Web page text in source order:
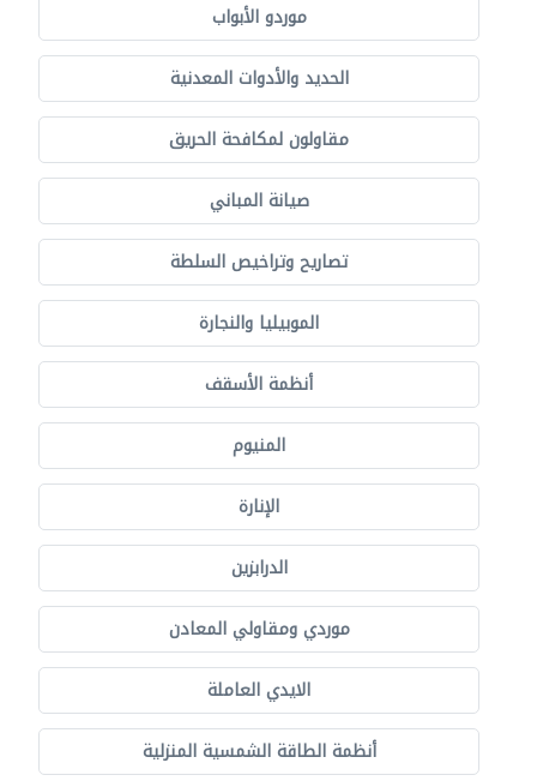
موردو الأبواب
الحديد والأدوات المعدنية
مقاولون لمكافحة الحريق
صيانة المباني
تصاريح وتراخيص السلطة
الموبيليا والنجارة
أنظمة الأسقف
المنيوم
الإنارة
الدرابزين
موردي ومقاولي المعادن
الايدي العاملة
أنظمة الطاقة الشمسية المنزلية